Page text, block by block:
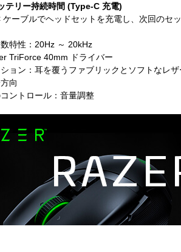
テリー持続時間 (Type-C 充電)
ーブルでヘッドセットを充電し、次回のセ
特性：20Hz ～ 20kHz
TriForce 40mm ドライバー
ョン：耳を覆うファブリックとソフトなレザ
向
ントロール：音量調整